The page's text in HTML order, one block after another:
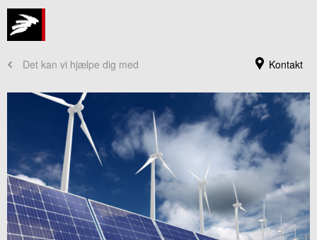
Kontakt
Det kan vi hjælpe dig med